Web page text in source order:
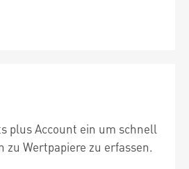
plus Account ein um schnell
zu Wertpapiere zu erfassen.